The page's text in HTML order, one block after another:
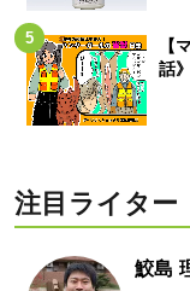
【
話
注目ライター
鮫島